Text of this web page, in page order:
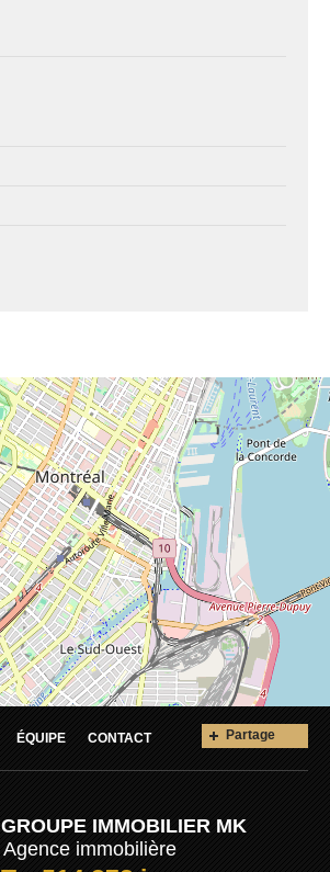
ÉQUIPE CONTACT Partage
GROUPE IMMOBILIER MK
Agence immobilière